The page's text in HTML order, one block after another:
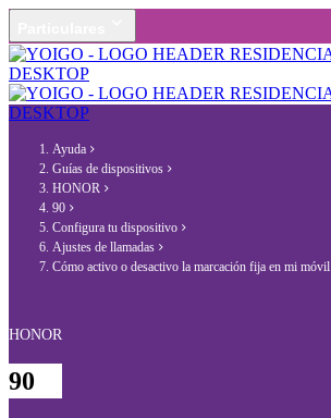
Ayuda
Guías de dispositivos
HONOR
90
Configura tu dispositivo
Ajustes de llamadas
Cómo activo o desactivo la marcación fija en mi móvil
HONOR
90